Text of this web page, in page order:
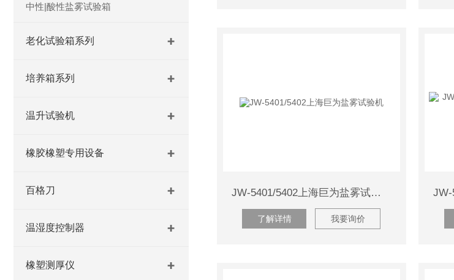
中性|酸性盐雾试验箱
老化试验箱系列
培养箱系列
温升试验机
橡胶橡塑专用设备
百格刀
温湿度控制器
橡塑测厚仪
JW-5401/5402上海巨为盐雾试验机
了解详情 我要询价